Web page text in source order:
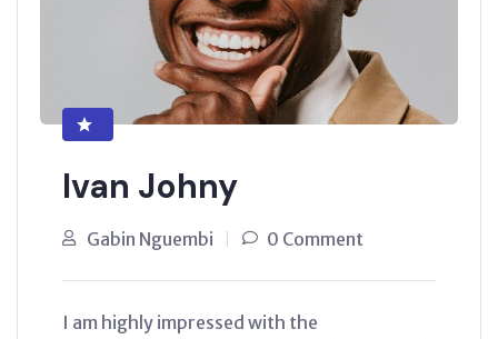
Ivan Johny
Gabin Nguembi 0 Comment
I am highly impressed with the